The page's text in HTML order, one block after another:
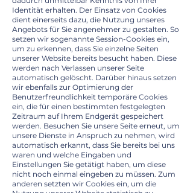
Identität erhalten. Der Einsatz von Cookies
dient einerseits dazu, die Nutzung unseres
Angebots für Sie angenehmer zu gestalten. So
setzen wir sogenannte Session-Cookies ein,
um zu erkennen, dass Sie einzelne Seiten
unserer Website bereits besucht haben. Diese
werden nach Verlassen unserer Seite
automatisch gelöscht. Darüber hinaus setzen
wir ebenfalls zur Optimierung der
Benutzerfreundlichkeit temporäre Cookies
ein, die für einen bestimmten festgelegten
Zeitraum auf Ihrem Endgerät gespeichert
werden. Besuchen Sie unsere Seite erneut, um
unsere Dienste in Anspruch zu nehmen, wird
automatisch erkannt, dass Sie bereits bei uns
waren und welche Eingaben und
Einstellungen Sie getätigt haben, um diese
nicht noch einmal eingeben zu müssen. Zum
anderen setzten wir Cookies ein, um die